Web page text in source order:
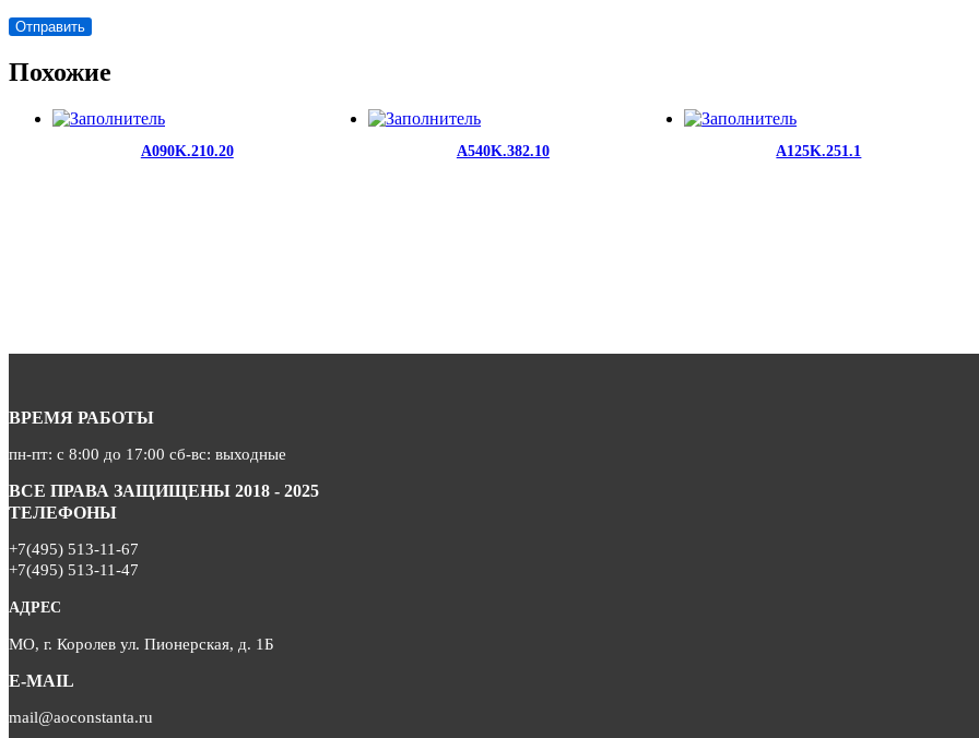
Похожие
A090K.210.20 A540K.382.10 A125K.251.1
ВРЕМЯ РАБОТЫ
пн-пт: с 8:00 до 17:00 сб-вс: выходные
ВСЕ ПРАВА ЗАЩИЩЕНЫ 2018 - 2025
ТЕЛЕФОНЫ
+7(495) 513-11-67
+7(495) 513-11-47
АДРЕС
МО, г. Королев ул. Пионерская, д. 1Б
E-MAIL
mail@aoconstanta.ru